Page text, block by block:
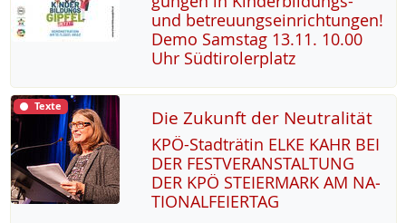
und be­t­reu­ung­s­ein­rich­tun­gen!
De­mo Sams­tag 13.11. 10.00
Uhr Süd­t­i­ro­ler­platz
Texte Die Zukunft der Neutralität
KPÖ-Stadträ­tin EL­KE KAHR BEI
DER FEST­VER­AN­STAL­TUNG
DER KPÖ STEI­ER­MARK AM NA­
TIO­NAL­FEI­ER­TAG